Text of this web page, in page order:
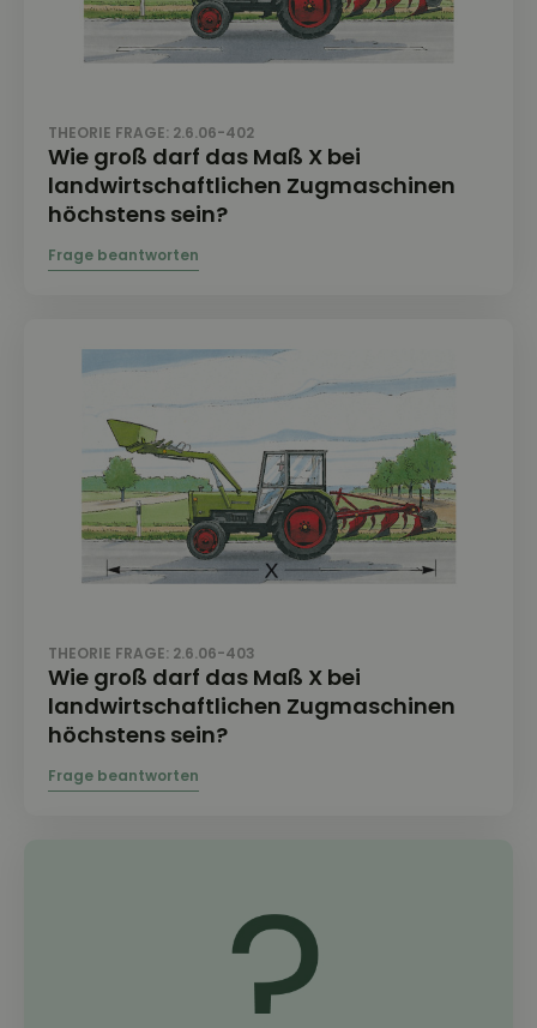
THEORIE FRAGE: 2.6.06-402
Wie groß darf das Maß X bei
landwirtschaftlichen Zugmaschinen
höchstens sein?
THEORIE FRAGE: 2.6.06-403
Wie groß darf das Maß X bei
landwirtschaftlichen Zugmaschinen
höchstens sein?